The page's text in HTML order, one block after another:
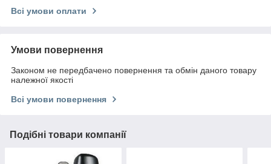
Всі умови оплати
Умови повернення
Законом не передбачено повернення та обмін даного товару
належної якості
Всі умови повернення
Подібні товари компанії